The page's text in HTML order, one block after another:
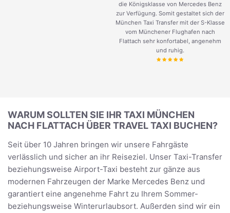
die Königsklasse von Mercedes Benz
zur Verfügung. Somit gestaltet sich der
München Taxi Transfer mit der S-Klasse
vom Münchener Flughafen nach
Flattach sehr konfortabel, angenehm
und ruhig.
WARUM SOLLTEN SIE IHR TAXI MÜNCHEN
NACH FLATTACH ÜBER TRAVEL TAXI BUCHEN?
Seit über 10 Jahren bringen wir unsere Fahrgäste
verlässlich und sicher an ihr Reiseziel. Unser Taxi-Transfer
beziehungsweise Airport-Taxi besteht zur gänze aus
modernen Fahrzeugen der Marke Mercedes Benz und
garantiert eine angenehme Fahrt zu Ihrem Sommer-
beziehungsweise Winterurlaubsort. Außerden sind wir ein